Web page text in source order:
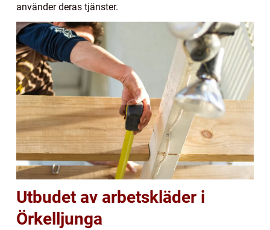
använder deras tjänster.
Utbudet av arbetskläder i
Örkelljunga